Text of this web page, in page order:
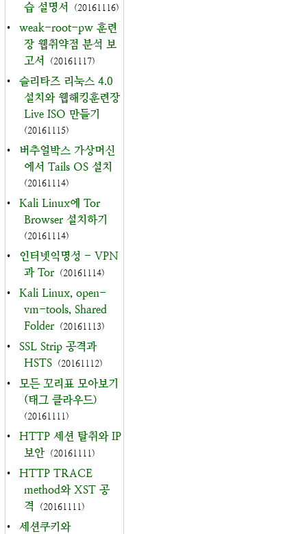
습 설명서
(20161116)
•
weak-root-pw 훈련
장 웹취약점 분석 보
고서
(20161117)
•
슬리타즈 리눅스 4.0
설치와 웹해킹훈련장
Live ISO 만들기
(20161115)
•
버추얼박스 가상머신
에서 Tails OS 설치
(20161114)
•
Kali Linux에 Tor
Browser 설치하기
(20161114)
•
인터넷익명성 - VPN
과 Tor (20161114)
•
Kali Linux, open-
vm-tools, Shared
Folder (20161113)
•
SSL Strip 공격과
HSTS (20161112)
•
모든 꼬리표 모아보기
(태그 클라우드)
(20161111)
•
HTTP 세션 탈취와 IP
보안 (20161111)
•
HTTP TRACE
method와 XST 공
격
(20161111)
•
세션쿠키와